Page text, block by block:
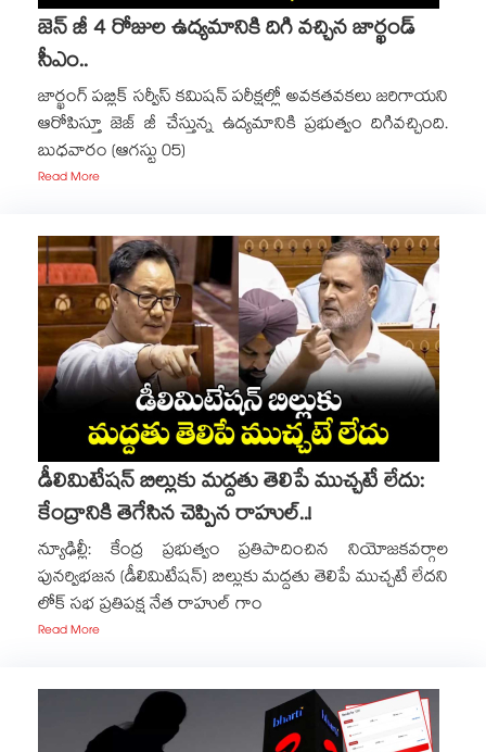
జెన్ జీ 4 రోజుల ఉద్యమానికి దిగి వచ్చిన జార్ఖండ్
సీఎం..
జార్ఖంగ్ పబ్లిక్ సర్వీస్ కమిషన్ పరీక్షల్లో అవకతవకలు జరిగాయని
ఆరోపిస్తూ జెజ్ జీ చేస్తున్న ఉద్యమానికి ప్రభుత్వం దిగివచ్చింది.
బుధవారం (ఆగస్టు 05)
Read More
డీలిమిటేషన్ బిల్లుకు మద్దతు తెలిపే ముచ్చటే లేదు:
కేంద్రానికి తెగేసిన చెప్పిన రాహుల్..!
న్యూఢిల్లీ: కేంద్ర ప్రభుత్వం ప్రతిపాదించిన నియోజకవర్గాల
పునర్విభజన (డీలిమిటేషన్) బిల్లుకు మద్దతు తెలిపే ముచ్చటే లేదని
లోక్ సభ ప్రతిపక్ష నేత రాహుల్ గాం
Read More